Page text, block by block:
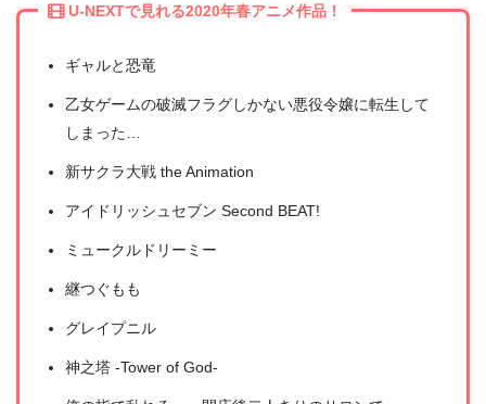
U-NEXTで見れる2020年春アニメ作品！
ギャルと恐竜
乙女ゲームの破滅フラグしかない悪役令嬢に転生して
しまった…
新サクラ大戦 the Animation
アイドリッシュセブン Second BEAT!
ミュークルドリーミー
継つぐもも
グレイプニル
神之塔 -Tower of God-